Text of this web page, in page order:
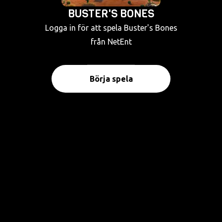
BUSTER'S BONES
Logga in för att spela Buster's Bones
från NetEnt
Börja spela